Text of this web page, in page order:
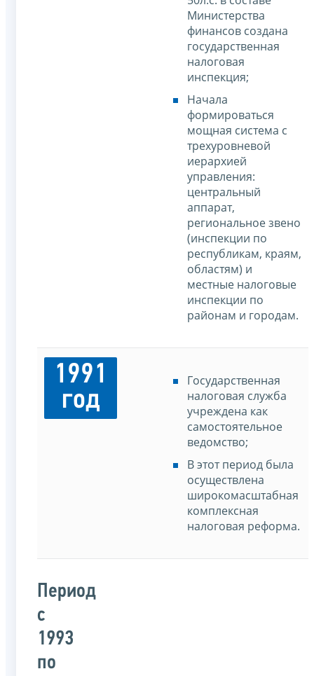
Министерства
финансов создана
государственная
налоговая
инспекция;
Начала
формироваться
мощная система с
трехуровневой
иерархией
управления:
центральный
аппарат,
региональное звено
(инспекции по
республикам, краям,
областям) и
местные налоговые
инспекции по
районам и городам.
1991
год
Государственная
налоговая служба
учреждена как
самостоятельное
ведомство;
В этот период была
осуществлена
широкомасштабная
комплексная
налоговая реформа.
Период
с
1993
по